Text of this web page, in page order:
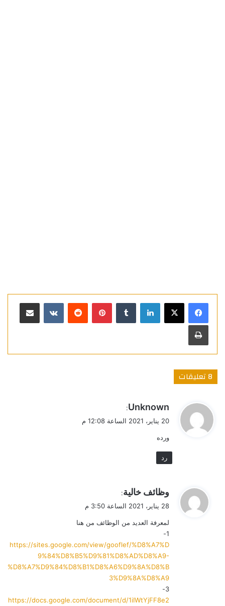
لينكدإن بينتيريست مشاركة عبر البريد
طباعة
‫8 تعليقات
ي
ل
Unknown
:
20 يناير، 2021 الساعة 12:08 م
ورده
رد
ل
وظائف خالية:
28 يناير، 2021 الساعة 3:50 م
لمعرفة العديد من الوظائف من هنا
1-
https://sites.google.com/view/gooflef/%D8%A7%D
9%84%D8%B5%D9%81%D8%AD%D8%A9-
%D8%A7%D9%84%D8%B1%D8%A6%D9%8A%D8%B
3%D9%8A%D8%A9
3-
https://docs.google.com/document/d/1iIWtYjFF8e2